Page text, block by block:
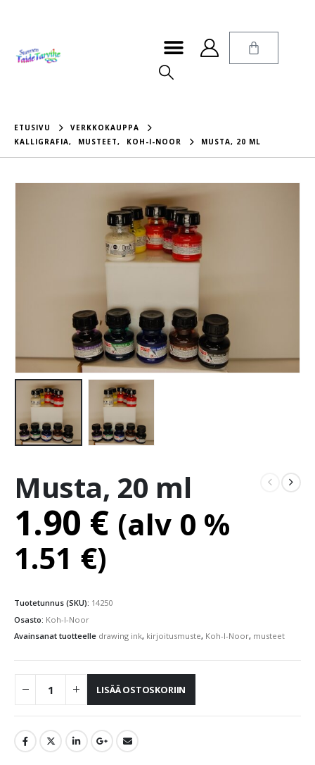
ETUSIVU
VERKKOKAUPPA
KALLIGRAFIA, MUSTEET, KOH-I-NOOR MUSTA, 20 ML
Musta, 20 ml
1.90 € (alv 0 %
1.51 €)
Tuotetunnus (SKU): 14250
Osasto: Koh-I-Noor
Avainsanat tuotteelle drawing ink, kirjoitusmuste, Koh-I-Noor, musteet
LISÄÄ OSTOSKORIIN